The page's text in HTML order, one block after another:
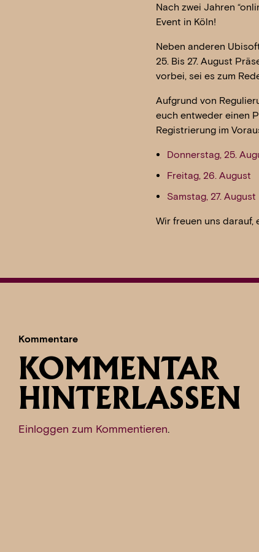
Nach zwei Jahren
Event in Köln!
Neben anderen
25. Bis 27. August
vorbei, sei es zum
Aufgrund von
euch entweder einen
Registrierung im
Donnerstag, 25.
Freitag, 26. August
Samstag, 27. August
Wir freuen uns
Kommentare
KOMMENTAR
HINTERLASSEN
Einloggen zum Kommentieren.